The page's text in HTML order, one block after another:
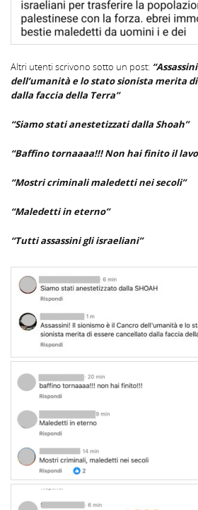
Altri utenti scrivono sotto un post:
dell’umanità e lo stato sionista merita
dalla faccia della Terra”
“Siamo stati anestetizzati dalla Shoah”
“Baffino tornaaaa!!! Non hai finito il
“Mostri criminali maledetti nei secoli”
“Maledetti in eterno”
“Tutti assassini gli israeliani”